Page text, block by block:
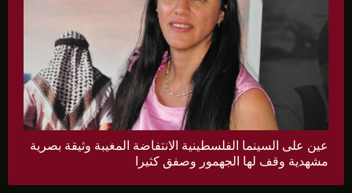
عين على السينما الفلسطينية الانتفاضة المغيبة وثيقة بصرية
مشهدية وقف لها الجهمور وصفق كثيرا